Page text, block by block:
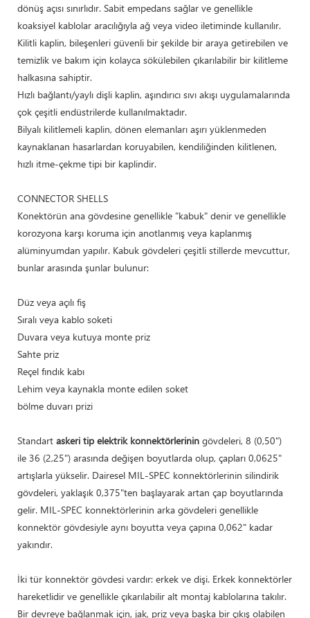
dönüş açısı sınırlıdır. Sabit empedans sağlar ve genellikle
koaksiyel kablolar aracılığıyla ağ veya video iletiminde kullanılır.
Kilitli kaplin, bileşenleri güvenli bir şekilde bir araya getirebilen ve
temizlik ve bakım için kolayca sökülebilen çıkarılabilir bir kilitleme
halkasına sahiptir.
Hızlı bağlantı/yaylı dişli kaplin, aşındırıcı sıvı akışı uygulamalarında
çok çeşitli endüstrilerde kullanılmaktadır.
Bilyalı kilitlemeli kaplin, dönen elemanları aşırı yüklenmeden
kaynaklanan hasarlardan koruyabilen, kendiliğinden kilitlenen,
hızlı itme-çekme tipi bir kaplindir.
CONNECTOR SHELLS
Konektörün ana gövdesine genellikle "kabuk" denir ve genellikle
korozyona karşı koruma için anotlanmış veya kaplanmış
alüminyumdan yapılır. Kabuk gövdeleri çeşitli stillerde mevcuttur,
bunlar arasında şunlar bulunur:
Düz veya açılı fiş
Sıralı veya kablo soketi
Duvara veya kutuya monte priz
Sahte priz
Reçel fındık kabı
Lehim veya kaynakla monte edilen soket
bölme duvarı prizi
Standart askeri tip elektrik konnektörlerinin gövdeleri, 8 (0,50")
ile 36 (2,25") arasında değişen boyutlarda olup, çapları 0,0625"
artışlarla yükselir. Dairesel MIL-SPEC konnektörlerinin silindirik
gövdeleri, yaklaşık 0,375"ten başlayarak artan çap boyutlarında
gelir. MIL-SPEC konnektörlerinin arka gövdeleri genellikle
konnektör gövdesiyle aynı boyutta veya çapına 0,062" kadar
yakındır.
İki tür konnektör gövdesi vardır: erkek ve dişi. Erkek konnektörler
hareketlidir ve genellikle çıkarılabilir alt montaj kablolarına takılır.
Bir devreye bağlanmak için, jak, priz veya başka bir çıkış olabilen